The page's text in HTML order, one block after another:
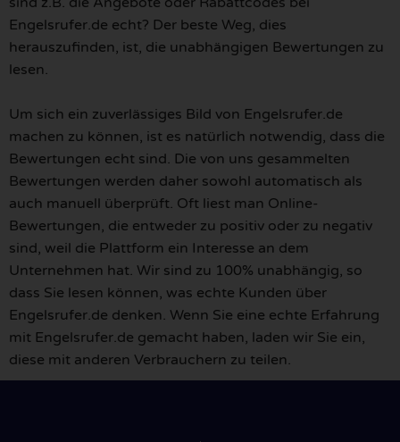
Engelsrufer.de echt? Der beste Weg, dies
herauszufinden, ist, die unabhängigen Bewertungen zu
lesen.
Um sich ein zuverlässiges Bild von Engelsrufer.de
machen zu können, ist es natürlich notwendig, dass die
Bewertungen echt sind. Die von uns gesammelten
Bewertungen werden daher sowohl automatisch als
auch manuell überprüft. Oft liest man Online-
Bewertungen, die entweder zu positiv oder zu negativ
sind, weil die Plattform ein Interesse an dem
Unternehmen hat. Wir sind zu 100% unabhängig, so
dass Sie lesen können, was echte Kunden über
Engelsrufer.de denken. Wenn Sie eine echte Erfahrung
mit Engelsrufer.de gemacht haben, laden wir Sie ein,
diese mit anderen Verbrauchern zu teilen.